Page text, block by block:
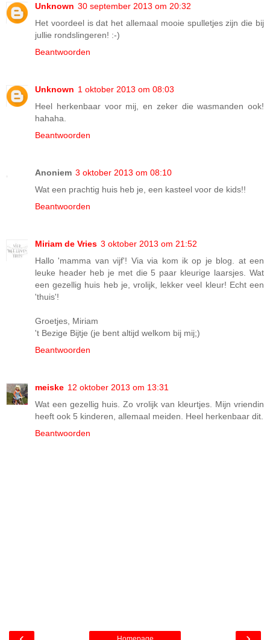
Unknown 30 september 2013 om 20:32
Het voordeel is dat het allemaal mooie spulletjes zijn die bij
jullie rondslingeren! :-)
Beantwoorden
Unknown 1 oktober 2013 om 08:03
Heel herkenbaar voor mij, en zeker die wasmanden ook!
hahaha.
Beantwoorden
Anoniem 3 oktober 2013 om 08:10
Wat een prachtig huis heb je, een kasteel voor de kids!!
Beantwoorden
Miriam de Vries 3 oktober 2013 om 21:52
Hallo 'mamma van vijf'! Via via kom ik op je blog. at een
leuke header heb je met die 5 paar kleurige laarsjes. Wat
een gezellig huis heb je, vrolijk, lekker veel kleur! Echt een
'thuis'!
Groetjes, Miriam
't Bezige Bijtje (je bent altijd welkom bij mij;)
Beantwoorden
meiske 12 oktober 2013 om 13:31
Wat een gezellig huis. Zo vrolijk van kleurtjes. Mijn vriendin
heeft ook 5 kinderen, allemaal meiden. Heel herkenbaar dit.
Beantwoorden